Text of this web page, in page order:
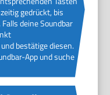
gedrückt, bis
deine Soundbar
bestätige diesen.
App und suche